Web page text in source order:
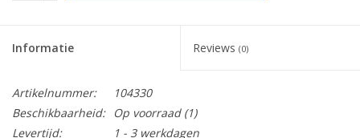
Informatie Reviews (0)
Artikelnummer:
104330
Beschikbaarheid:
Op voorraad(1)
Levertijd:
1 - 3 werkdagen